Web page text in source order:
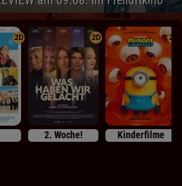
2D 2D
2. Woche!
2D
Kinderfilme